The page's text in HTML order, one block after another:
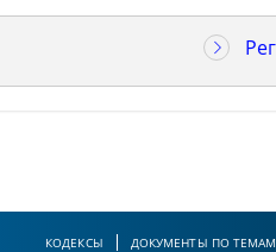
КОДЕКСЫ ДОКУМЕНТЫ ПО ТЕМАМ